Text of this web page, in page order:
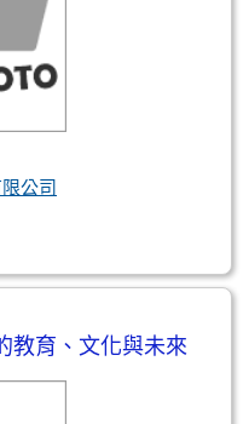
公司
教育、文化與未來